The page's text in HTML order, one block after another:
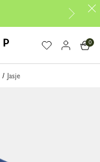
Gratis reparaties |
0
Jasje